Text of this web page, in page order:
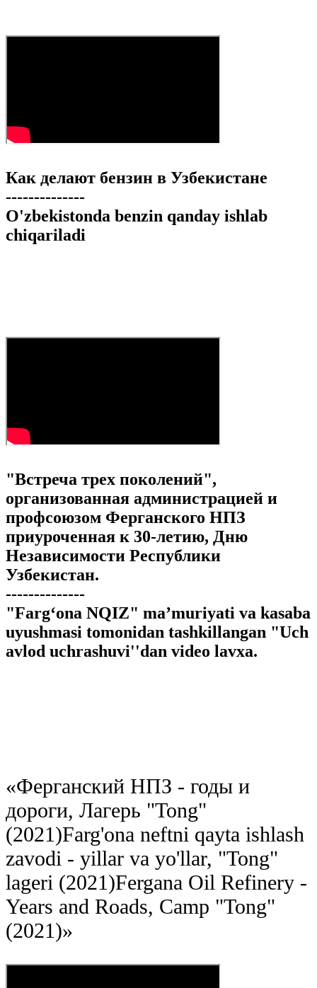
Как делают бензин в Узбекистане
--------------
O'zbekistonda benzin qanday ishlab
chiqariladi
"Встреча трех поколений",
организованная администрацией и
профсоюзом Ферганского НПЗ
приуроченная к 30-летию, Дню
Независимости Республики
Узбекистан.
--------------
"Farg‘ona NQIZ" ma’muriyati va kasaba
uyushmasi tomonidan tashkillangan "Uch
avlod uchrashuvi''dan video lavxa.
«Ферганский НПЗ - годы и
дороги, Лагерь "Tong"
(2021)Farg'ona neftni qayta ishlash
zavodi - yillar va yo'llar, "Tong"
lageri (2021)Fergana Oil Refinery -
Years and Roads, Camp "Tong"
(2021)»